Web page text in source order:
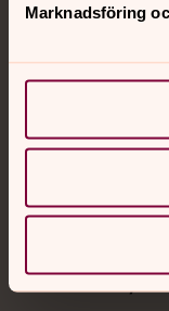
Marknadsföring
Akut samtals-
med en präst på
Digitalt brev
Svenska